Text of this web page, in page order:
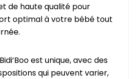
de haute qualité pour
optimal à votre bébé tout
est unique, avec des
qui peuvent varier,